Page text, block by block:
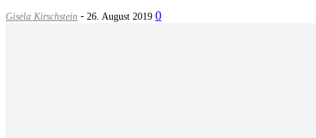
Gisela Kirschstein - 26. August 2019 0